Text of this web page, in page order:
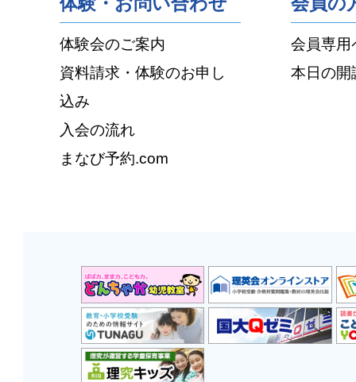
体験会のご案内
資料請求・体験のお申し
込み
入会の流れ
まなび予約.com
会員専用
本日の開